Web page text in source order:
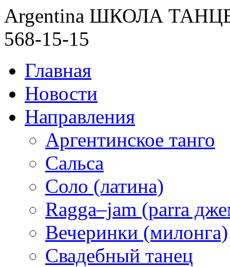
Argentina ШКОЛА
568-15-15
Главная
Новости
Направления
Аргентинское танго
Сальса
Соло (латина)
Ragga–jam (parra
Вечеринки (милонга)
Свадебный танец